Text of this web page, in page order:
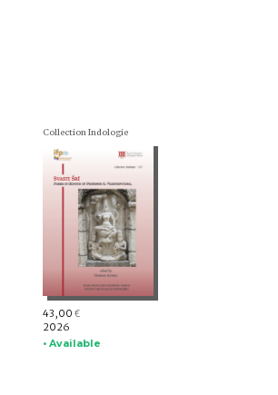
Collection Indologie
43,00 €
2026
• Available